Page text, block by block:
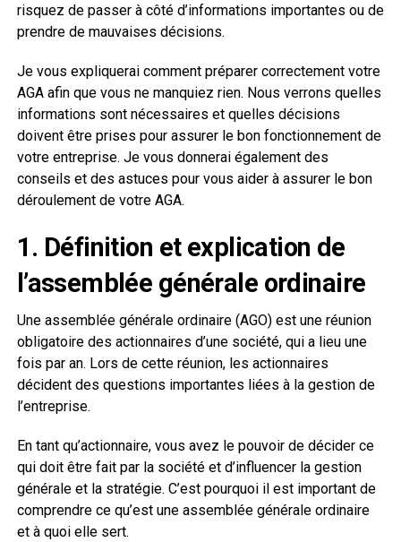
risquez de passer à côté d’informations importantes ou de
prendre de mauvaises décisions.
Je vous expliquerai comment préparer correctement votre
AGA afin que vous ne manquiez rien. Nous verrons quelles
informations sont nécessaires et quelles décisions
doivent être prises pour assurer le bon fonctionnement de
votre entreprise. Je vous donnerai également des
conseils et des astuces pour vous aider à assurer le bon
déroulement de votre AGA.
1. Définition et explication de
l’assemblée générale ordinaire
Une assemblée générale ordinaire (AGO) est une réunion
obligatoire des actionnaires d’une société, qui a lieu une
fois par an. Lors de cette réunion, les actionnaires
décident des questions importantes liées à la gestion de
l’entreprise.
En tant qu’actionnaire, vous avez le pouvoir de décider ce
qui doit être fait par la société et d’influencer la gestion
générale et la stratégie. C’est pourquoi il est important de
comprendre ce qu’est une assemblée générale ordinaire
et à quoi elle sert.